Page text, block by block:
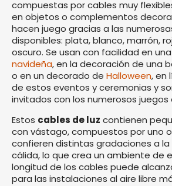
compuestas por cables muy
en objetos o complementos
hacen juego gracias a las
disponibles: plata, blanco, marrón,
oscuro. Se usan con facilidad en
navideña, en la decoración de una
o en un decorado de Halloween, en
de estos eventos y ceremonias y
invitados con los numerosos juegos
Estos cables de luz contienen
con vástago, compuestos por uno
confieren distintas gradaciones a la
cálida, lo que crea un ambiente de
longitud de los cables puede
para las instalaciones al aire libre